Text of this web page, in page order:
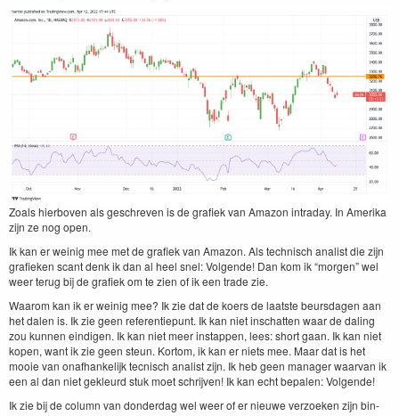
Zoals hier­boven als geschreven is de grafiek van Ama­zon intra­day. In Ameri­ka
zijn ze nog open.
Ik kan er weinig mee met de grafiek van Ama­zon. Als tech­nisch anal­ist die zijn
grafieken scant denk ik dan al heel snel: Vol­gende! Dan kom ik“mor­gen” wel
weer terug bij de grafiek om te zien of ik een trade zie.
Waarom kan ik er weinig mee? Ik zie dat de koers de laat­ste beurs­da­gen aan
het dalen is. Ik zie geen ref­er­en­tiepunt. Ik kan niet inschat­ten waar de dal­ing
zou kun­nen eindi­gen. Ik kan niet meer instap­pen, lees: short gaan. Ik kan niet
kopen, want ik zie geen ste­un. Kor­tom, ik kan er niets mee. Maar dat is het
mooie van onafhanke­lijk tec­nisch anal­ist zijn. Ik heb geen man­ag­er waar­van ik
een al dan niet gek­leurd stuk moet schri­jven! Ik kan echt bepalen: Volgende!
Ik zie bij de col­umn van don­derdag wel weer of er nieuwe ver­zoeken zijn bin­